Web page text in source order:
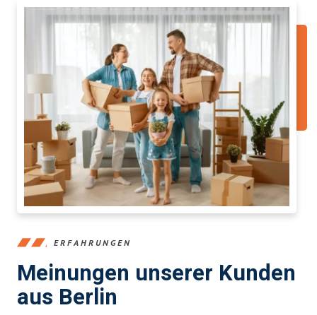
ERFAHRUNGEN
Meinungen unserer Kunden
aus Berlin